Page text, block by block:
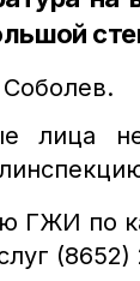
лица
ГЖИ по
(8652)